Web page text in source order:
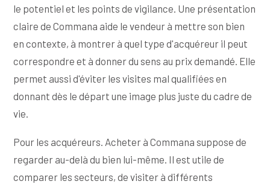
le potentiel et les points de vigilance. Une présentation
claire de Commana aide le vendeur à mettre son bien
en contexte, à montrer à quel type d'acquéreur il peut
correspondre et à donner du sens au prix demandé. Elle
permet aussi d'éviter les visites mal qualifiées en
donnant dès le départ une image plus juste du cadre de
vie.
Pour les acquéreurs. Acheter à Commana suppose de
regarder au-delà du bien lui-même. Il est utile de
comparer les secteurs, de visiter à différents